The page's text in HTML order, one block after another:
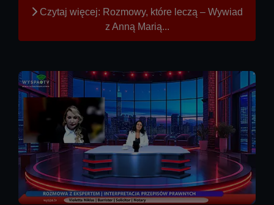
Czytaj więcej: Rozmowy, które leczą – Wywiad
z Anną Marią...